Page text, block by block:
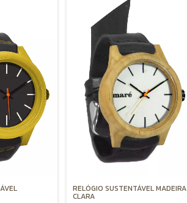
RELÓGIO SUSTENTÁVEL MADEIRA
CLARA